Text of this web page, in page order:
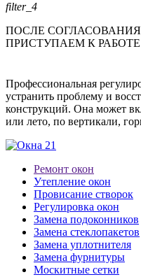
filter_4
ПОСЛЕ
ПРИСТУПАЕМ К РАБОТЕ
Профессиональная
устранить проблему и
конструкций. Она может
или лето, по вертикали,
Ремонт окон
Утепление окон
Провисание створок
Регулировка окон
Замена подоконников
Замена стеклопакетов
Замена уплотнителя
Замена фурнитуры
Москитные сетки